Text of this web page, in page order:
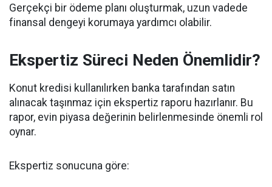
Gerçekçi bir ödeme planı oluşturmak, uzun vadede
finansal dengeyi korumaya yardımcı olabilir.
Ekspertiz Süreci Neden Önemlidir?
Konut kredisi kullanılırken banka tarafından satın
alınacak taşınmaz için ekspertiz raporu hazırlanır. Bu
rapor, evin piyasa değerinin belirlenmesinde önemli rol
oynar.
Ekspertiz sonucuna göre: